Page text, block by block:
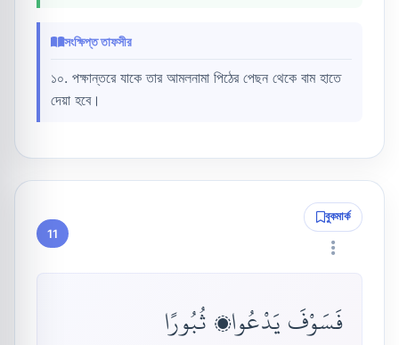
সংক্ষিপ্ত তাফসীর
১০. পক্ষান্তরে যাকে তার আমলনামা পিঠের পেছন থেকে বাম হাতে
দেয়া হবে।
11
বুকমার্ক
فَسَوْفَ يَدْعُوا۟ ثُبُورًا